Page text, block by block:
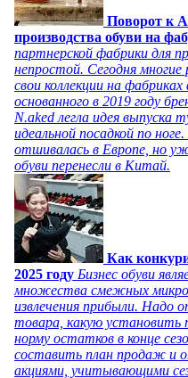
Поворот к
производства обуви на
партнерской фабрики для
непростой. Сегодня
свои коллекции на
основанного в 2019 году
N.aked легла идея выпуска
идеальной посадкой по
отшивалась в Европе, но
обуви перенесли в Китай.
Как
2025 году Бизнес обуви
множества смежных
извлечения прибыли. Надо
товара, какую установить
норму остатков в конце
составить план продаж и
акциями, учитывающими